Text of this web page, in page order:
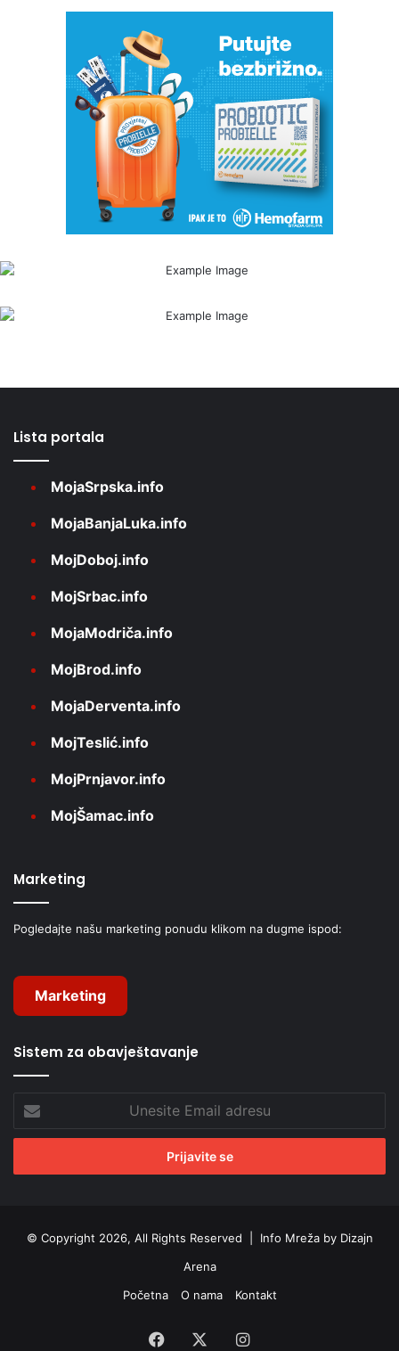
Lista portala
MojaSrpska.info
MojaBanjaLuka.info
MojDoboj.info
MojSrbac.info
MojaModriča.info
MojBrod.info
MojaDerventa.info
MojTeslić.info
MojPrnjavor.info
MojŠamac.info
Marketing
Pogledajte našu marketing ponudu klikom na dugme ispod:
Marketing
Sistem za obavještavanje
Email
adresu
© Copyright 2026, All Rights Reserved | Info Mreža by Dizajn
Arena
Početna
O nama Kontakt
Facebook Instagram